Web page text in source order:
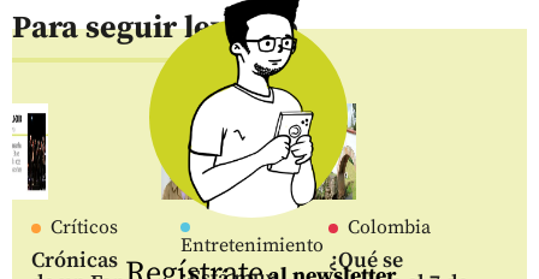
Para seguir leyendo
Críticos
Crónicas
Entretenimiento
Colombia
¿Qué se